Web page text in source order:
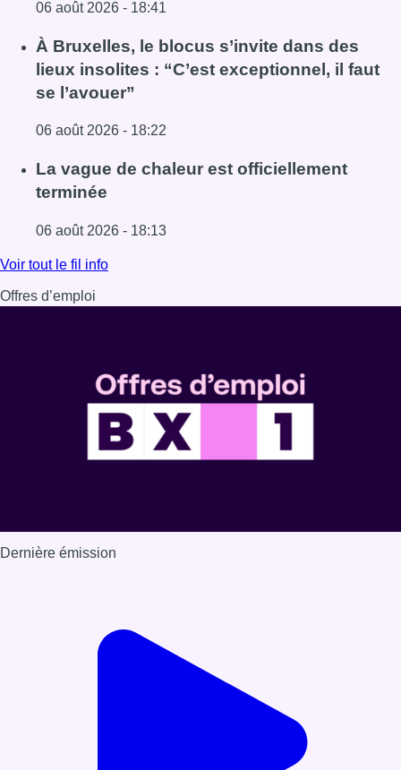
06 août 2026 - 18:41
Lire l'article Une explosion provoque un incendie dans
À Bruxelles, le blocus s’invite dans des
lieux insolites : “C’est exceptionnel, il faut
se l’avouer”
06 août 2026 - 18:22
Lire l'article À Bruxelles, le blocus s’invite dans des lieux
La vague de chaleur est officiellement
terminée
06 août 2026 - 18:13
Lire l'article La vague de chaleur est officiellement
Voir tout le fil info
Offres d’emploi
Dernière émission